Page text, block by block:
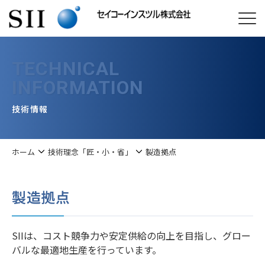
TECHNICAL
INFORMATION
技術情報
ホーム 技術理念「匠・小・省」 製造拠点
製造拠点
SIIは、コスト競争力や安定供給の向上を目指し、グロー
バルな最適地生産を行っています。